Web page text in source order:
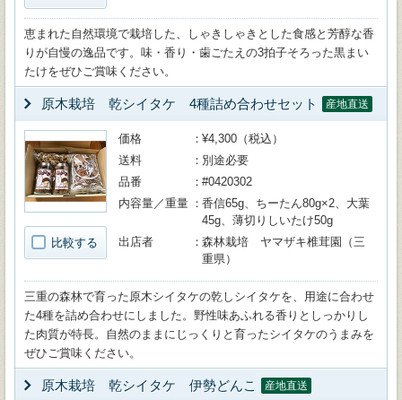
恵まれた自然環境で栽培した、しゃきしゃきとした食感と芳醇な香
りが自慢の逸品です。味・香り・歯ごたえの3拍子そろった黒まい
たけをぜひご賞味ください。
原木栽培 乾シイタケ 4種詰め合わせセット 産地直送
比較する
価格
¥4,300（税込）
送料
別途必要
品番
#0420302
内容量／重量
香信65g、ちーたん80g×2、大葉
45g、薄切りしいたけ50g
出店者
森林栽培 ヤマザキ椎茸園（三
重県）
三重の森林で育った原木シイタケの乾しシイタケを、用途に合わせ
た4種を詰め合わせにしました。野性味あふれる香りとしっかりし
た肉質が特長。自然のままにじっくりと育ったシイタケのうまみを
ぜひご賞味ください。
原木栽培 乾シイタケ 伊勢どんこ 産地直送